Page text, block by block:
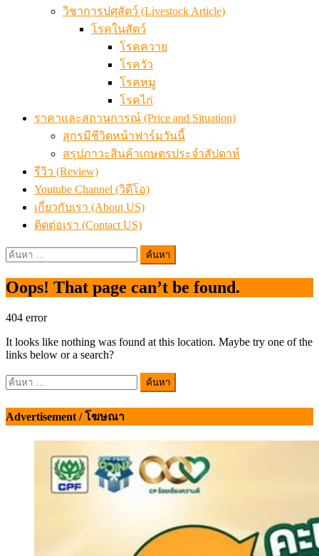
วิชาการปศุสัตว์ (Livestock Article)
โรคในสัตว์
โรคควาย
โรควัว
โรคหมู
โรคไก่
ราคาและสถานการณ์ (Price and Situation)
สุกรมีชีวิตหน้าฟาร์มวันนี้
สรุปภาวะสินค้าเกษตรประจำสัปดาห์
รีวิว (Review)
Youtube Channel (วิดีโอ)
เกี่ยวกับเรา (About US)
ติดต่อเรา (Contact US)
ค้นหา
Oops! That page can’t be found.
404 error
It looks like nothing was found at this location. Maybe try one of the
links below or a search?
ค้นหา
Advertisement / โฆษณา